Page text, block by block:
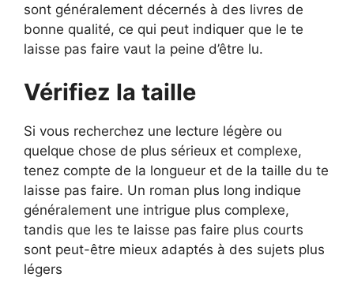
sont généralement décernés à des livres de
bonne qualité, ce qui peut indiquer que le te
laisse pas faire vaut la peine d’être lu.
Vérifiez la taille
Si vous recherchez une lecture légère ou
quelque chose de plus sérieux et complexe,
tenez compte de la longueur et de la taille du te
laisse pas faire. Un roman plus long indique
généralement une intrigue plus complexe,
tandis que les te laisse pas faire plus courts
sont peut-être mieux adaptés à des sujets plus
légers